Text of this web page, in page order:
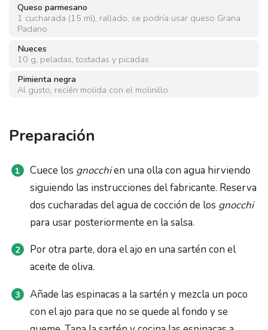
Queso parmesano
1 cucharada (15 ml), rallado, se podría usar queso Grana
Padano
Nueces
10 g, peladas, tostadas y picadas
Pimienta negra
Al gusto, recién molida con el molinillo
Preparación
Cuece los gnocchien una olla con agua hirviendo
siguiendo las instrucciones del fabricante. Reserva
dos cucharadas del agua de cocción de los gnocchi
para usar posteriormente en la salsa.
Por otra parte, dora el ajo en una sartén con el
aceite de oliva.
Añade las espinacas a la sartén y mezcla un poco
con el ajo para que no se quede al fondo y se